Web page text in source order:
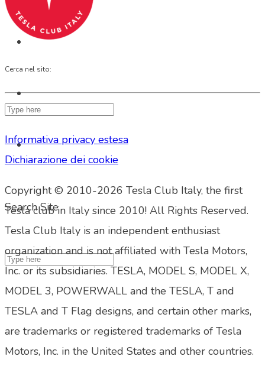
Search Site
Cerca nel sito:
Informativa privacy estesa
Dichiarazione dei cookie
Copyright © 2010-2026 Tesla Club Italy, the first
Tesla club in Italy since 2010! All Rights Reserved.
Tesla Club Italy is an independent enthusiast
organization and is not affiliated with Tesla Motors,
Inc. or its subsidiaries. TESLA, MODEL S, MODEL X,
MODEL 3, POWERWALL and the TESLA, T and
TESLA and T Flag designs, and certain other marks,
are trademarks or registered trademarks of Tesla
Motors, Inc. in the United States and other countries.